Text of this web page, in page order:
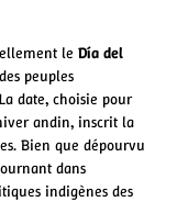
le Día del
peuples
date, choisie pour
andin, inscrit la
Bien que dépourvu
dans
indigènes des